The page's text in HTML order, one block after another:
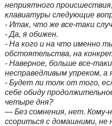
неприятного
клавиатуры следующие
- Итак, что же все-таки
- Да, я обижен.
- На кого и на что именно
обстоятельства, на
- Наверное, больше все-
несправедливым упреком, а
- Будет ли толк от того,
себе обиду
четыре дня?
— Без сомнения, нет. Кому-
ссориться с домашними, не